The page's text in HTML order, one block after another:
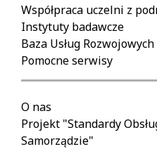
Współpraca uczelni z
Instytuty badawcze
Baza Usług Rozwojowych
Pomocne serwisy
O nas
Projekt "Standardy
Samorządzie"